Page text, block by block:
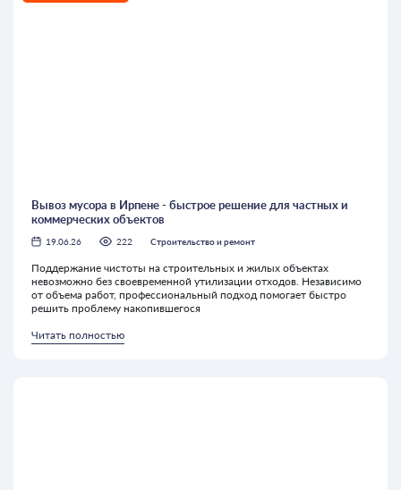
Вывоз мусора в Ирпене - быстрое решение для частных и
коммерческих объектов
19.06.26 222 Строительство и ремонт
Поддержание чистоты на строительных и жилых объектах
невозможно без своевременной утилизации отходов. Независимо
от объема работ, профессиональный подход помогает быстро
решить проблему накопившегося
Читать полностью